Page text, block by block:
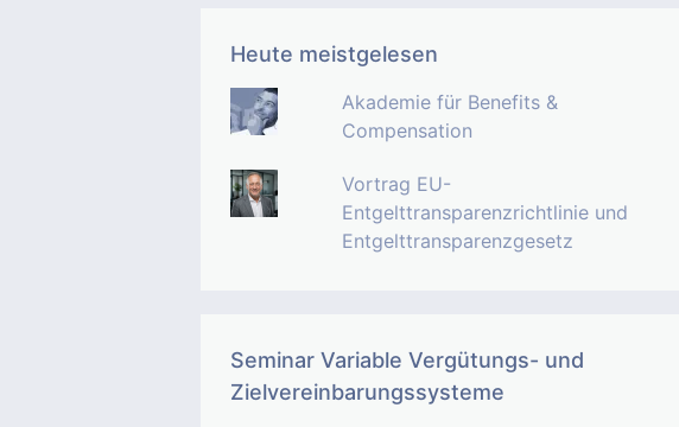
Heute meistgelesen
Akademie für Benefits &
Compensation
Vortrag EU-
Entgelttransparenzrichtlinie und
Entgelttransparenzgesetz
Seminar Variable Vergütungs- und
Zielvereinbarungssysteme